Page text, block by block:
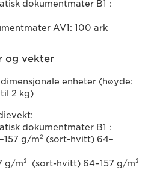
dokumentmater B1：
AV1: 100 ark
og vekter
enheter (høyde:
2 kg)
dokumentmater B1：
g/m² (sort-hvitt) 64–
g/m² (sort-hvitt) 64–157 g/m²